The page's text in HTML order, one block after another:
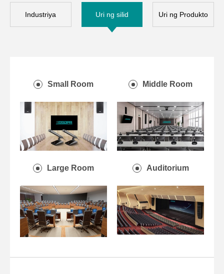
Industriya Uri ng silid Uri ng Produkto
Small Room Middle Room
Large Room Auditorium